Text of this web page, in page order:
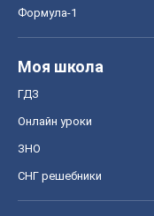
Формула-1
Моя школа
ГДЗ
Онлайн уроки
ЗНО
СНГ решебники